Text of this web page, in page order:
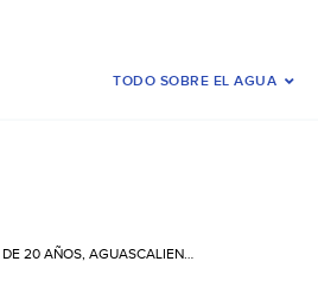
TODO SOBRE EL AGUA
POR MÁS DE 20 AÑOS, AGUASCALIENTES HA SIDO EXCLUIDO DEL USO DE RESERVA DE AGUA DEL RÍO SAN PEDRO (LA JORNADA)